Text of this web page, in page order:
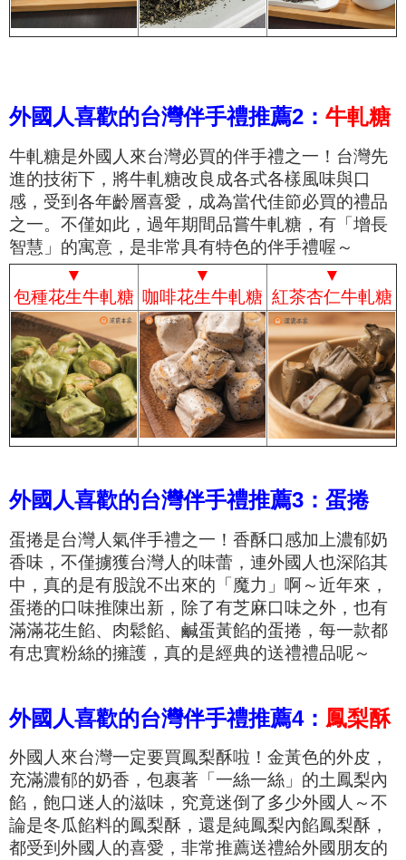
外國人喜歡的台灣伴手禮推薦2： 牛軋糖
牛軋糖是外國人來台灣必買的伴手禮之一！台灣先
進的技術下，將牛軋糖改良成各式各樣風味與口
感，受到各年齡層喜愛，成為當代佳節必買的禮品
之一。不僅如此，過年期間品嘗牛軋糖，有「增長
智慧」的寓意，是非常具有特色的伴手禮喔～
▼
包種花生牛軋糖
▼
咖啡花生牛軋糖
▼
紅茶杏仁牛軋糖
外國人喜歡的台灣伴手禮推薦3：蛋捲
蛋捲是台灣人氣伴手禮之一！香酥口感加上濃郁奶
香味，不僅擄獲台灣人的味蕾，連外國人也深陷其
中，真的是有股說不出來的「魔力」啊～近年來，
蛋捲的口味推陳出新，除了有芝麻口味之外，也有
滿滿花生餡、肉鬆餡、鹹蛋黃餡的蛋捲，每一款都
有忠實粉絲的擁護，真的是經典的送禮禮品呢～
外國人喜歡的台灣伴手禮推薦4： 鳳梨酥
外國人來台灣一定要買鳳梨酥啦！ 金黃色的外皮，
充滿濃郁的奶香，包裹著「一絲一絲」的土鳳梨內
餡，飽口迷人的滋味，究竟迷倒了多少外國人～不
論是冬瓜餡料的鳳梨酥，還是純鳳梨內餡鳳梨酥，
都受到外國人的喜愛，非常推薦送禮給外國朋友的